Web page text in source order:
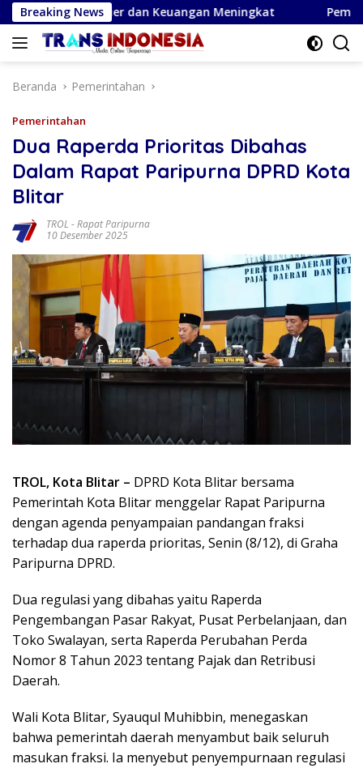
Langsung
ke
konten
Breaking News
Karier dan Keuangan Meningkat Pemkab
Beranda Pemerintahan
Pemerintahan
Dua Raperda Prioritas Dibahas
Dalam Rapat Paripurna DPRD Kota
Blitar
TROL -Rapat Paripurna
10 Desember 2025
TROL, Kota Blitar – DPRD Kota Blitar bersama
Pemerintah Kota Blitar menggelar Rapat Paripurna
dengan agenda penyampaian pandangan fraksi
terhadap dua raperda prioritas, Senin (8/12), di Graha
Paripurna DPRD.
Dua regulasi yang dibahas yaitu Raperda
Pengembangan Pasar Rakyat, Pusat Perbelanjaan, dan
Toko Swalayan, serta Raperda Perubahan Perda
Nomor 8 Tahun 2023 tentang Pajak dan Retribusi
Daerah.
Wali Kota Blitar, Syauqul Muhibbin, menegaskan
bahwa pemerintah daerah menyambut baik seluruh
masukan fraksi. Ia menyebut penyempurnaan regulasi